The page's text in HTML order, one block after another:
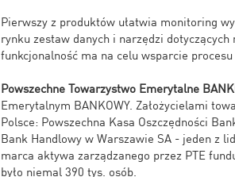
Pierwszy z produktów ułatwia monitoring
rynku zestaw danych i narzędzi
funkcjonalność ma na celu wsparcie
Powszechne Towarzystwo Emerytalne
Emerytalnym BANKOWY. Założycielami
Polsce: Powszechna Kasa Oszczędności
Bank Handlowy w Warszawie SA - jeden z
marca aktywa zarządzanego przez PTE
było niemal 390 tys. osób.